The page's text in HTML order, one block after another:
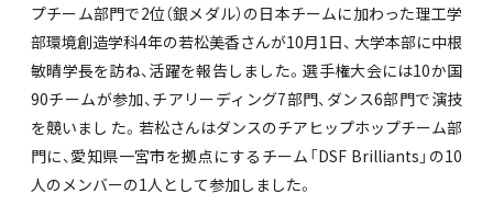
プチーム部門で2位（銀メダル）の日本チームに加わった理工学
部環境創造学科4年の若松美香さんが10月1日、 大学本部に中根
敏晴学長を訪ね、活躍を報告しました。選手権大会には10か国
90チームが参加、チアリーディング7部門、ダンス6部門で演技
を競いまし た。若松さんはダンスのチアヒップホップチーム部
門に、愛知県一宮市を拠点にするチーム「DSF Brilliants」の10
人のメンバーの1人として参加しました。